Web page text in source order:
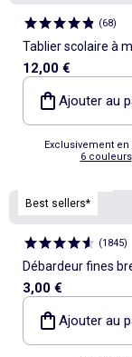
(68)
Tablier scolaire à
longues
12,00 €
Ajouter au
Exclusivement en
6 couleurs
Best sellers*
(1845)
Débardeur fines
3,00 €
Ajouter au